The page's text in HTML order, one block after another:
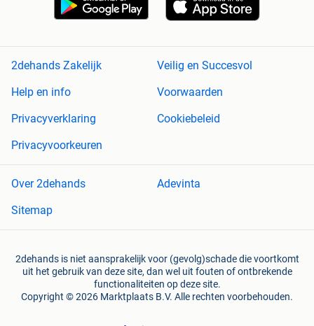
2dehands Zakelijk
Veilig en Succesvol
Help en info
Voorwaarden
Privacyverklaring
Cookiebeleid
Privacyvoorkeuren
Over 2dehands
Adevinta
Sitemap
2dehands is niet aansprakelijk voor (gevolg)schade die voortkomt
uit het gebruik van deze site, dan wel uit fouten of ontbrekende
functionaliteiten op deze site.
Copyright © 2026 Marktplaats B.V. Alle rechten voorbehouden.